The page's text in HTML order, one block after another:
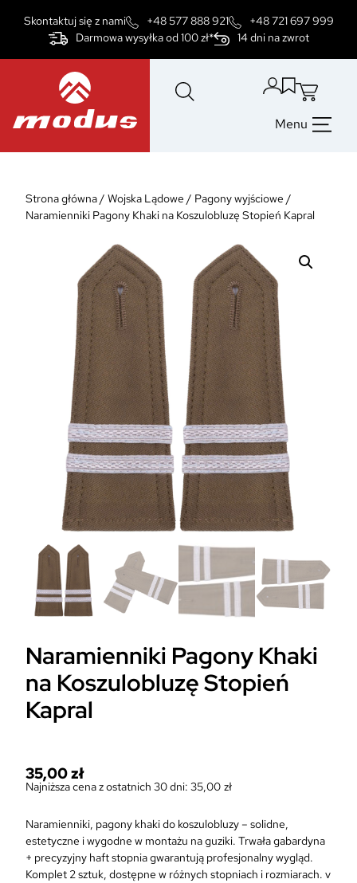
Skontaktuj się z nami +48 577 888 921
+48 721 697 999
Darmowa wysyłka od 100 zł*
14 dni na zwrot
Menu
Strona główna/ Wojska Lądowe / Pagony wyjściowe /
Naramienniki Pagony Khaki na Koszulobluzę Stopień Kapral
Naramienniki Pagony Khaki
na Koszulobluzę Stopień
Kapral
35,00zł
Najniższa cena z ostatnich 30 dni: 35,00 zł
Naramienniki, pagony khaki do koszulobluzy – solidne,
estetyczne i wygodne w montażu na guziki. Trwała gabardyna
+ precyzyjny haft stopnia gwarantują profesjonalny wygląd.
Komplet 2 sztuk, dostępne w różnych stopniach i rozmiarach. v